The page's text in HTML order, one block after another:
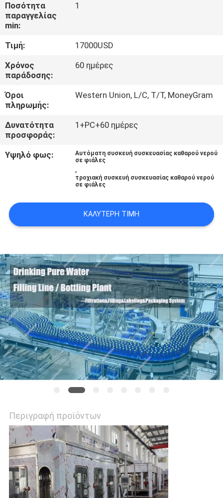
ΈΛΕΓΧΟΣ
ΠΟΙΌΤΗΤΑΣ
ΕΠΙΚΟΙΝΩΝΉΣΤΕ
ΜΑΖΊ
ΜΑΣ
ΕΙΔΉΣΕΙΣ
ΠΡΟΣΦΟΡΆ
PRIVACY
POLICY
Ποσότητα
παραγγελίας
min:
1
Τιμή:
17000USD
Χρόνος
παράδοσης:
60 ημέρες
Όροι
πληρωμής:
Western Union, L/C, T/T, MoneyGram
Δυνατότητα
προσφοράς:
1+PC+60 ημέρες
Υψηλό φως:
Αυτόματη συσκευή συσκευασίας καθαρού νερού
σε φιάλες
,
τροχιακή συσκευή συσκευασίας καθαρού νερού
σε φιάλες
ΚΑΛΎΤΕΡΗ ΤΙΜΉ
Περιγραφή προϊόντων